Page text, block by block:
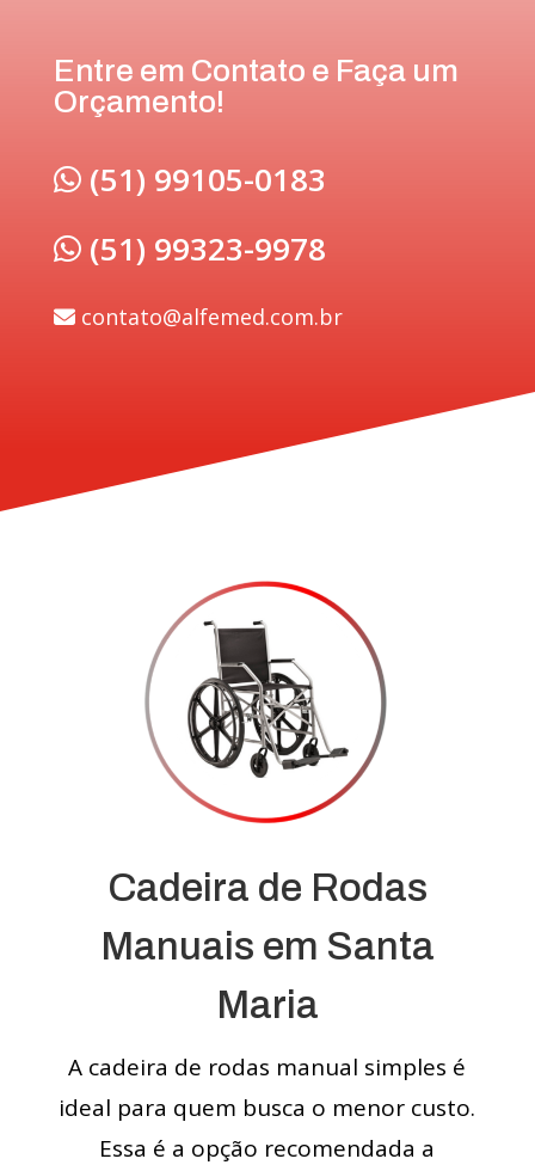
Entre em Contato e Faça um
Orçamento!
(51) 99105-0183
(51) 99323-9978
contato@alfemed.com.br
Cadeira de Rodas
Manuais em Santa
Maria
A cadeira de rodas manual simples é
ideal para quem busca o menor custo.
Essa é a opção recomendada a